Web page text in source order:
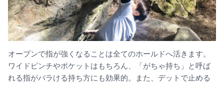
オープンで指が強くなることは全てのホールドへ活きます。
ワイドピンチやポケットはもちろん、「がちゃ持ち」と呼ば
れる指がバラける持ち方にも効果的。また、デットで止める